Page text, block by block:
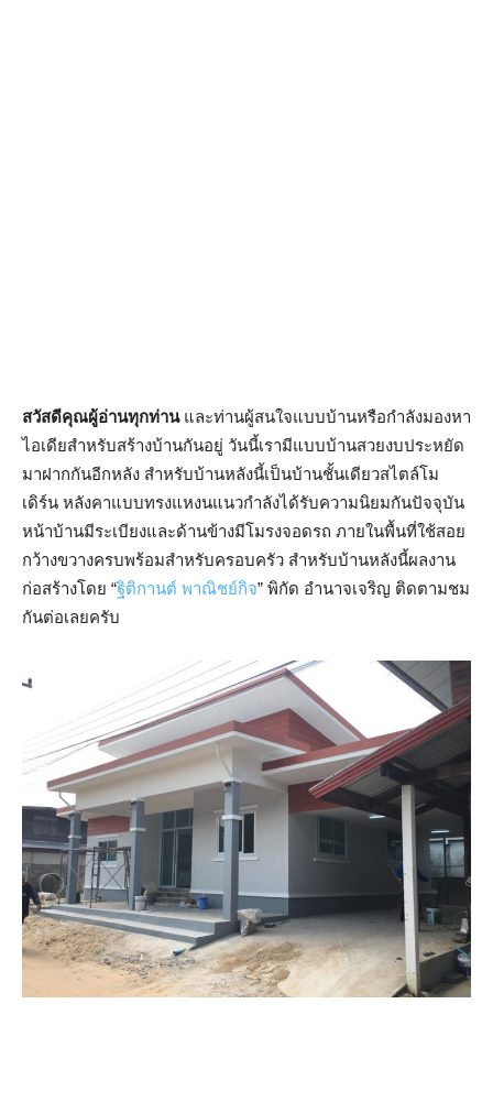
สวัสดีคุณผู้อ่านทุกท่านและท่านผู้สนใจแบบบ้านหรือกำลังมองหา
ไอเดียสำหรับสร้างบ้านกันอยู่ วันนี้เรามีแบบบ้านสวยงบประหยัด
มาฝากกันอีกหลัง สำหรับบ้านหลังนี้เป็นบ้านชั้นเดียวสไตล์โม
เดิร์น หลังคาแบบทรงแหงนแนวกำลังได้รับความนิยมกันปัจจุบัน
หน้าบ้านมีระเบียงและด้านข้างมีโมรงจอดรถ ภายในพื้นที่ใช้สอย
กว้างขวางครบพร้อมสำหรับครอบครัว สำหรับบ้านหลังนี้ผลงาน
ก่อสร้างโดย “ฐิติกานต์ พาณิชย์กิจ” พิกัด อำนาจเจริญ ติดตามชม
กันต่อเลยครับ